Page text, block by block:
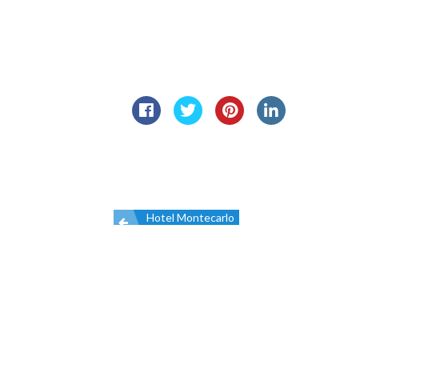
Navigazione
Hotel Montecarlo